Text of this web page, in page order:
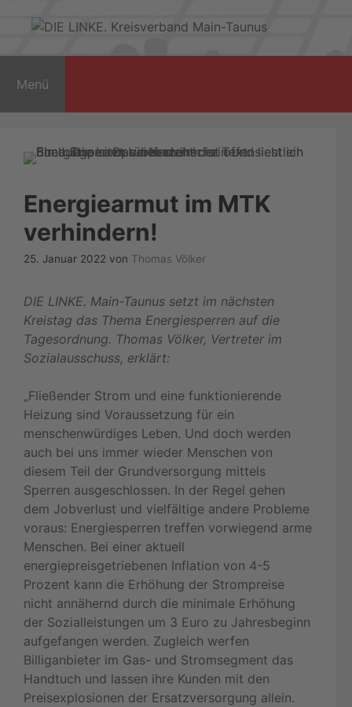
Menü
Energiearmut im MTK
verhindern!
25. Januar 2022 von Thomas Völker
DIE LINKE. Main-Taunus setzt im nächsten
Kreistag das Thema Energiesperren auf die
Tagesordnung. Thomas Völker, Vertreter im
Sozialausschuss, erklärt:
„Fließender Strom und eine funktionierende
Heizung sind Voraussetzung für ein
menschenwürdiges Leben. Und doch werden
auch bei uns immer wieder Menschen von
diesem Teil der Grundversorgung mittels
Sperren ausgeschlossen. In der Regel gehen
dem Jobverlust und vielfältige andere Probleme
voraus: Energiesperren treffen vorwiegend arme
Menschen. Bei einer aktuell
energiepreisgetriebenen Inflation von 4-5
Prozent kann die Erhöhung der Strompreise
nicht annähernd durch die minimale Erhöhung
der Sozialleistungen um 3 Euro zu Jahresbeginn
aufgefangen werden. Zugleich werfen
Billiganbieter im Gas- und Stromsegment das
Handtuch und lassen ihre Kunden mit den
Preisexplosionen der Ersatzversorgung allein.